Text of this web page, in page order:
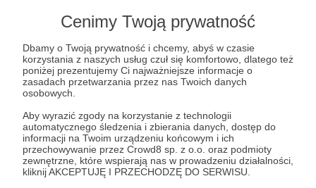
Cenimy Twoją prywatność
Dbamy o Twoją prywatność i chcemy, abyś w czasie
korzystania z naszych usług czuł się komfortowo, dlatego też
poniżej prezentujemy Ci najważniejsze informacje o
zasadach przetwarzania przez nas Twoich danych
osobowych.
Aby wyrazić zgody na korzystanie z technologii
automatycznego śledzenia i zbierania danych, dostęp do
informacji na Twoim urządzeniu końcowym i ich
przechowywanie przez Crowd8 sp. z o.o. oraz podmioty
zewnętrzne, które wspierają nas w prowadzeniu działalności,
kliknij AKCEPTUJĘ I PRZECHODZĘ DO SERWISU.
wyrażenia sprzeciwu wobec przetwarzania Twoich danych
osobowych. Rejestracja dla osób niepełnoletnich możliwa
jest po przekazaniu podpisanego formularza "Zgodna na
założenie konta przez osobę niepełnoletnią", formularz
dostępny jest na stronie regulaminu Patronite.pl.